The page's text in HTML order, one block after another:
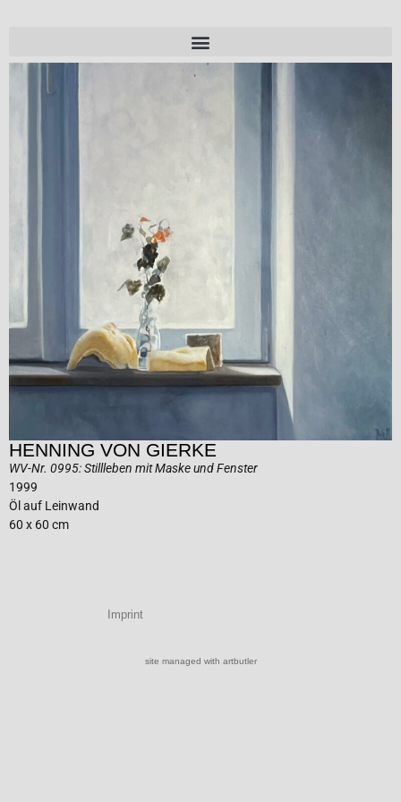
HENNING VON GIERKE
WV-Nr. 0995: Stillleben mit Maske und Fenster
1999
Öl auf Leinwand
60 x 60 cm
Imprint
site managed with artbutler